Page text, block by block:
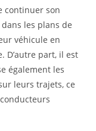
continuer son
les plans de
véhicule en
D’autre part, il est
également les
leurs trajets, ce